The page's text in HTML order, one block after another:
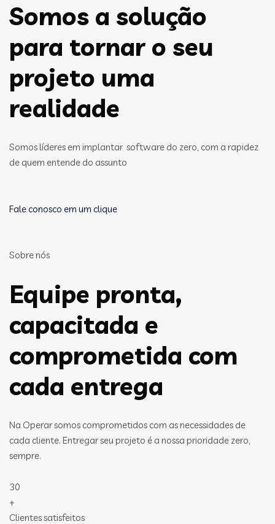
Somos a solução
para tornar o seu
projeto uma
realidade
Somos líderes em implantar software do zero, com a rapidez
de quem entende do assunto
Fale conosco em um clique
Sobre nós
Equipe pronta,
capacitada e
comprometida com
cada entrega
Na Operar somos comprometidos com as necessidades de
cada cliente. Entregar seu projeto é a nossa prioridade zero,
sempre.
30
+
Clientes satisfeitos